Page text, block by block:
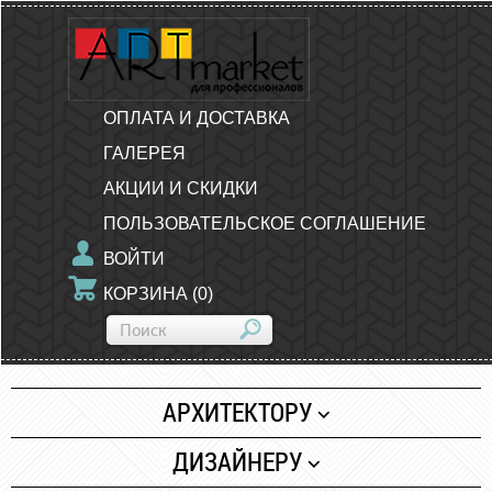
ОПЛАТА И ДОСТАВКА
ГАЛЕРЕЯ
АКЦИИ И СКИДКИ
ПОЛЬЗОВАТЕЛЬСКОЕ СОГЛАШЕНИЕ
ВОЙТИ
КОРЗИНА (0)
АРХИТЕКТОРУ
Бумага
ДИЗАЙНЕРУ